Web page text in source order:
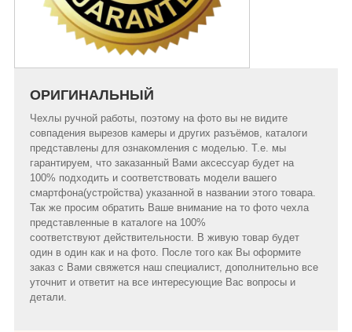
ОРИГИНАЛЬНЫЙ
Чехлы ручной работы, поэтому на фото вы не видите
совпадения вырезов камеры и других разъёмов, каталоги
представлены для ознакомления с моделью. Т.е. мы
гарантируем, что заказанный Вами аксессуар будет на
100% подходить и соответствовать модели вашего
смартфона(устройства) указанной в названии этого товара.
Так же просим обратить Ваше внимание на то фото чехла
представленные в каталоге на 100%
соответствуют действительности. В живую товар будет
один в один как и на фото. После того как Вы оформите
заказ с Вами свяжется наш специалист, дополнительно все
уточнит и ответит на все интересующие Вас вопросы и
детали.